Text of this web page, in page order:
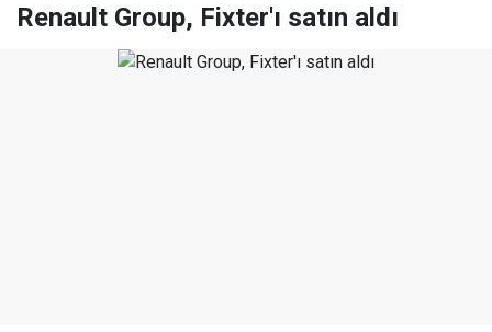
Renault Group, Fixter'ı satın aldı